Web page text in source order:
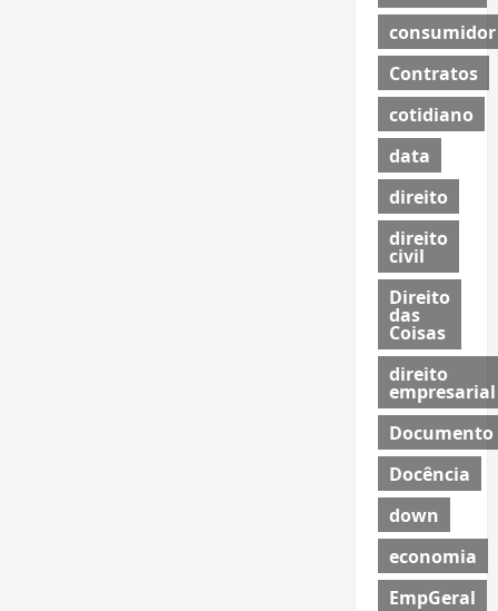
consumidor
Contratos
cotidiano
data
direito
direito
civil
Direito
das
Coisas
direito
empresarial
Documento
Docência
down
economia
EmpGeral